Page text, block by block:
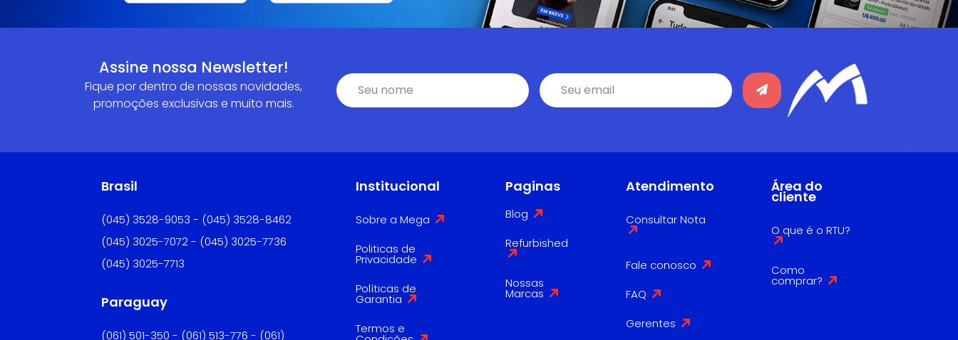
Assine nossa Newsletter!
Fique por dentro de nossas novidades,
promoções exclusivas e muito mais.
Brasil
(045) 3528-9053 - (045) 3528-8462
(045) 3025-7072 - (045) 3025-7736
(045) 3025-7713
Paraguay
(061) 501-350 - (061) 513-776 - (061)
Institucional
Sobre a Mega
Politicas de
Privacidade
Políticas de
Garantia
Termos e
Paginas
Blog
Refurbished
Nossas
Marcas
Atendimento
Consultar Nota
Fale conosco
FAQ
Gerentes
Área do
cliente
O que é o RTU?
Como
comprar?